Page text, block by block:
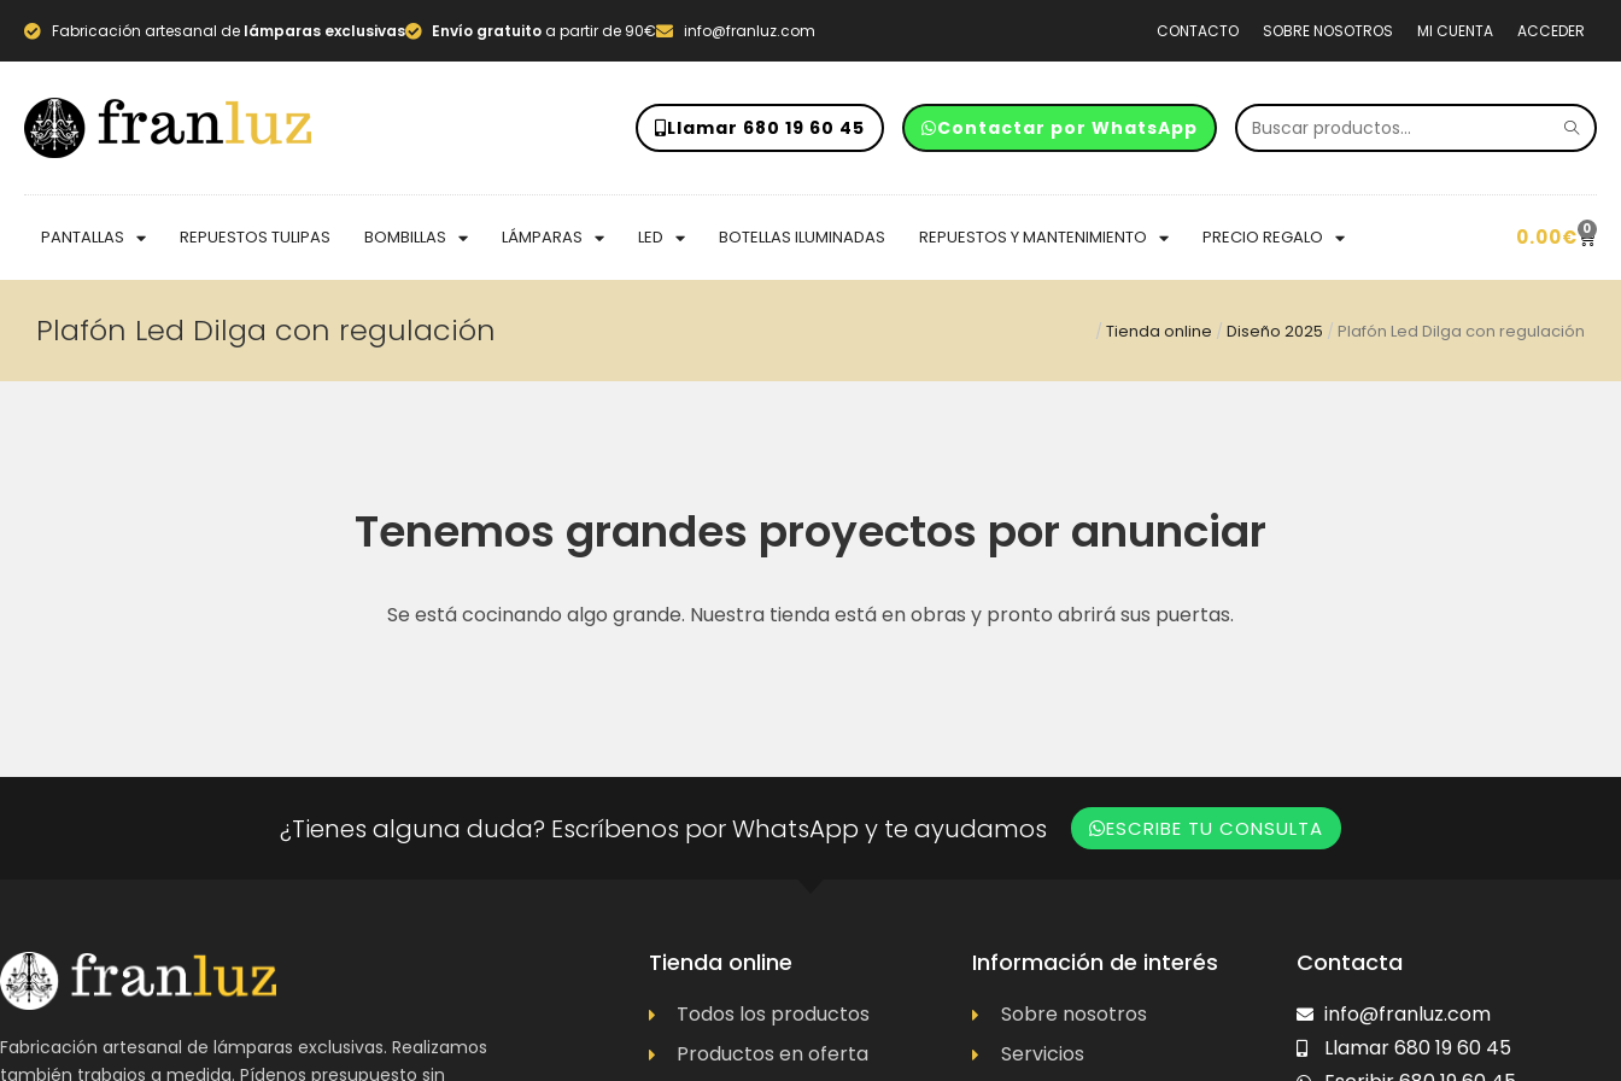
Fabricación artesanal de lámparas exclusivas Envío gratuitoa partir de 90€ info@franluz.com CONTACTO SOBRE NOSOTROS MI CUENTA ACCEDER
Llamar 680 19 60 45 Contactar por WhatsApp
PANTALLAS REPUESTOS TULIPAS BOMBILLAS LÁMPARAS LED BOTELLAS ILUMINADAS REPUESTOS Y MANTENIMIENTO PRECIO REGALO 0.00€ 0
Plafón Led Dilga con regulación / Tienda online / Diseño 2025 / Plafón Led Dilga con regulación
Tenemos grandes proyectos por anunciar
Se está cocinando algo grande. Nuestra tienda está en obras y pronto abrirá sus puertas.
¿Tienes alguna duda? Escríbenos por WhatsApp y te ayudamos ESCRIBE TU CONSULTA
Fabricación artesanal de lámparas exclusivas. Realizamos
también trabajos a medida. Pídenos presupuesto sin
Tienda online
Todos los productos
Productos en oferta
Información de interés
Sobre nosotros
Servicios
Contacta
info@franluz.com
Llamar 680 19 60 45